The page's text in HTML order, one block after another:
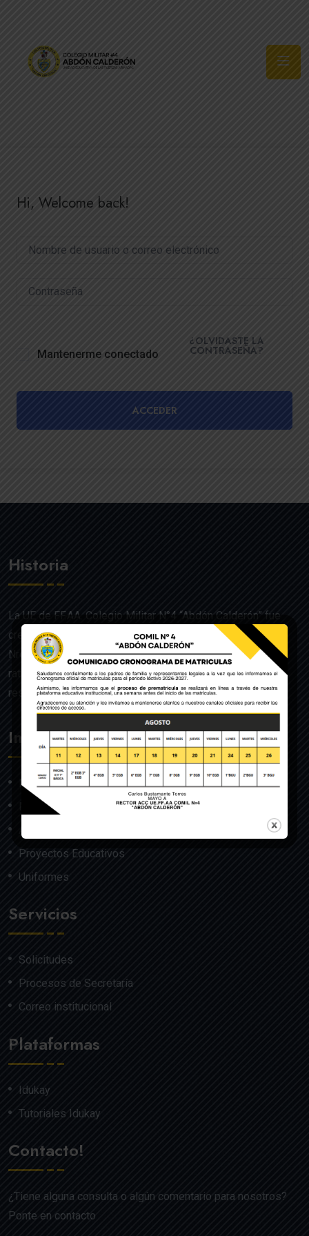
Hi, Welcome back!
Mantenerme conectado
¿OLVIDASTE LA
CONTRASEÑA?
ACCEDER
Historia
La UE de FF.AA. Colegio Militar N°4 “Abdón Calderón” fue
creado mediante Acuerdo Ministerial de la Orden General
Nro. 140, dado en Quito el 22 de julio del año 1992 y
ratificado por el Ministerio de Educación mediante
resolución Nro. 608 del 29 de julio de 1992.
Institución
Nosotros
Misión y Visión
Proyectos Educativos
Uniformes
Servicios
Solicitudes
Procesos de Secretaría
Correo institucional
Plataformas
Idukay
Tutoriales Idukay
Contacto!
¿Tiene alguna consulta o algún comentario para nosotros?
Ponte en contacto